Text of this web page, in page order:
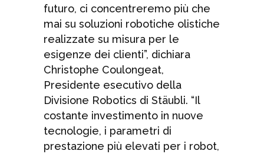
futuro, ci concentreremo più che
mai su soluzioni robotiche olistiche
realizzate su misura per le
esigenze dei clienti”, dichiara
Christophe Coulongeat,
Presidente esecutivo della
Divisione Robotics di Stäubli. “Il
costante investimento in nuove
tecnologie, i parametri di
prestazione più elevati per i robot,